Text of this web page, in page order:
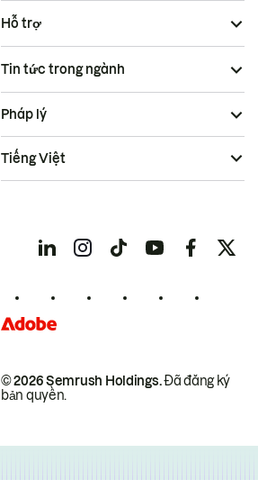
Hỗ trợ
Tin tức trong ngành
© 2026 Semrush Holdings.Đã đăng ký
bản quyền.
Pháp lý
Tiếng Việt